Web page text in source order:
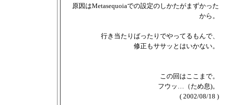
原因はMetasequoiaでの設定のしかたがまずかった
から。
行き当たりばったりでやってるもんで、
修正もササッとはいかない。
この回はここまで。
フウッ…（ため息)。
( 2002/08/18 )